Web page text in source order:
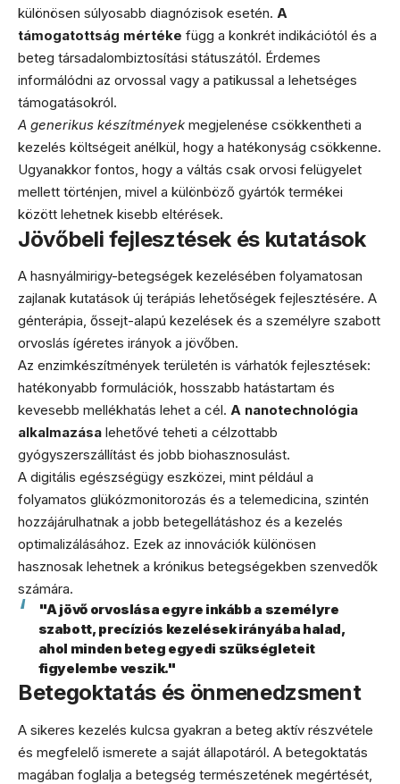
különösen súlyosabb diagnózisok esetén. A
támogatottság mértéke függ a konkrét indikációtól és a
beteg társadalombiztosítási státuszától. Érdemes
informálódni az orvossal vagy a patikussal a lehetséges
támogatásokról.
A generikus készítmények megjelenése csökkentheti a
kezelés költségeit anélkül, hogy a hatékonyság csökkenne.
Ugyanakkor fontos, hogy a váltás csak orvosi felügyelet
mellett történjen, mivel a különböző gyártók termékei
között lehetnek kisebb eltérések.
Jövőbeli fejlesztések és kutatások
A hasnyálmirigy-betegségek kezelésében folyamatosan
zajlanak kutatások új terápiás lehetőségek fejlesztésére. A
génterápia, őssejt-alapú kezelések és a személyre szabott
orvoslás ígéretes irányok a jövőben.
Az enzimkészítmények területén is várhatók fejlesztések:
hatékonyabb formulációk, hosszabb hatástartam és
kevesebb mellékhatás lehet a cél. A nanotechnológia
alkalmazása lehetővé teheti a célzottabb
gyógyszerszállítást és jobb biohasznosulást.
A digitális egészségügy eszközei, mint például a
folyamatos glükózmonitorozás és a telemedicina, szintén
hozzájárulhatnak a jobb betegellátáshoz és a kezelés
optimalizálásához. Ezek az innovációk különösen
hasznosak lehetnek a krónikus betegségekben szenvedők
számára.
"A jövő orvoslása egyre inkább a személyre
szabott, precíziós kezelések irányába halad,
ahol minden beteg egyedi szükségleteit
figyelembe veszik."
Betegoktatás és önmenedzsment
A sikeres kezelés kulcsa gyakran a beteg aktív részvétele
és megfelelő ismerete a saját állapotáról. A betegoktatás
magában foglalja a betegség természetének megértését,